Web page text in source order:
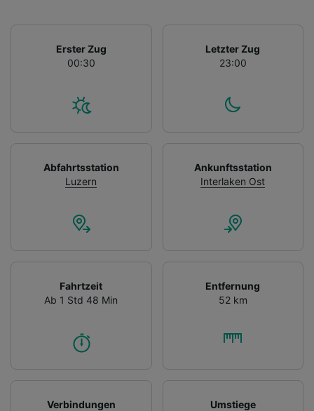
Erster Zug
00:30
Letzter Zug
23:00
Abfahrtsstation
Luzern
Ankunftsstation
Interlaken Ost
Fahrtzeit
Ab 1 Std 48 Min
Entfernung
52 km
Verbindungen
Umstiege